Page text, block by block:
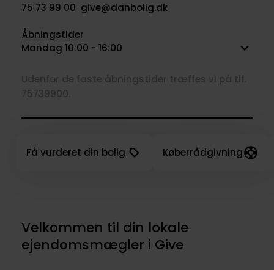
75 73 99 00 give@danbolig.dk
Åbningstider
Mandag 10:00 - 16:00
Få vurderet din bolig Køberrådgivning
Velkommen til din lokale
ejendomsmægler i Give